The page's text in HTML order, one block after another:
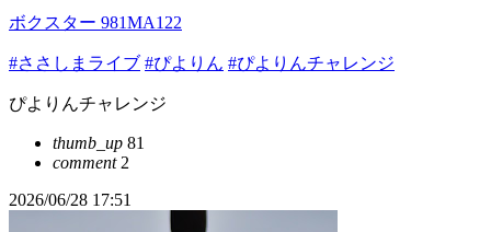
ボクスター 981MA122
#ささしまライブ #ぴよりん #ぴよりんチャレンジ
ぴよりんチャレンジ
thumb_up 81
comment2
2026/06/28 17:51